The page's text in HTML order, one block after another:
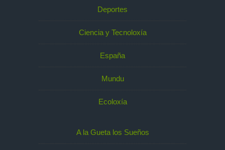
Deportes
Ciencia y Tecnoloxía
España
Mundu
Ecoloxía
A la Gueta los Sueños